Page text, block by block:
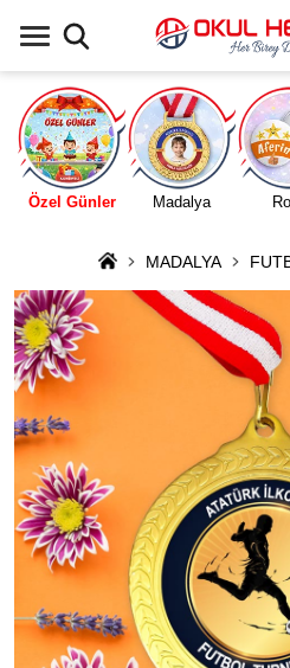
Özel Günler Madalya
MADALYA